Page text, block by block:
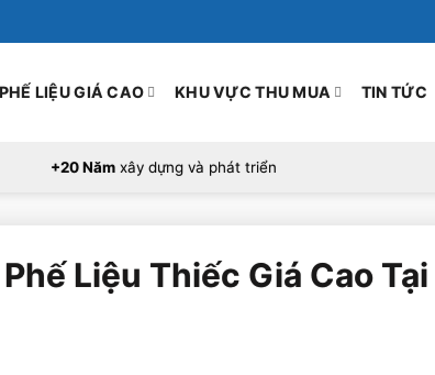
LIỆU GIÁ CAO KHU VỰC THU MUA TIN TỨC
+20 Năm xây dựng và phát triển
Liệu Thiếc Giá Cao